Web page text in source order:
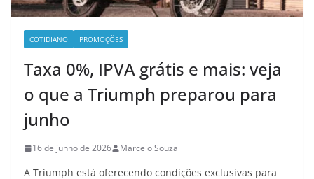
COTIDIANO PROMOÇÕES
Taxa 0%, IPVA grátis e mais: veja
o que a Triumph preparou para
junho
16 de junho de 2026 Marcelo Souza
A Triumph está oferecendo condições exclusivas para